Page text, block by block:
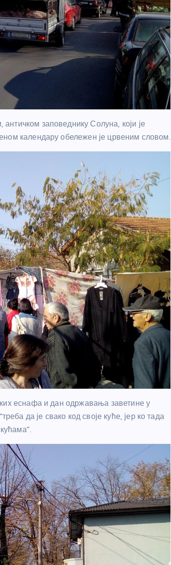
заповеднику Солуна, који је
календару обележен је црвеним словом.
еснафа и дан одржавања заветине у
да је свако код своје куће, јер ко тада